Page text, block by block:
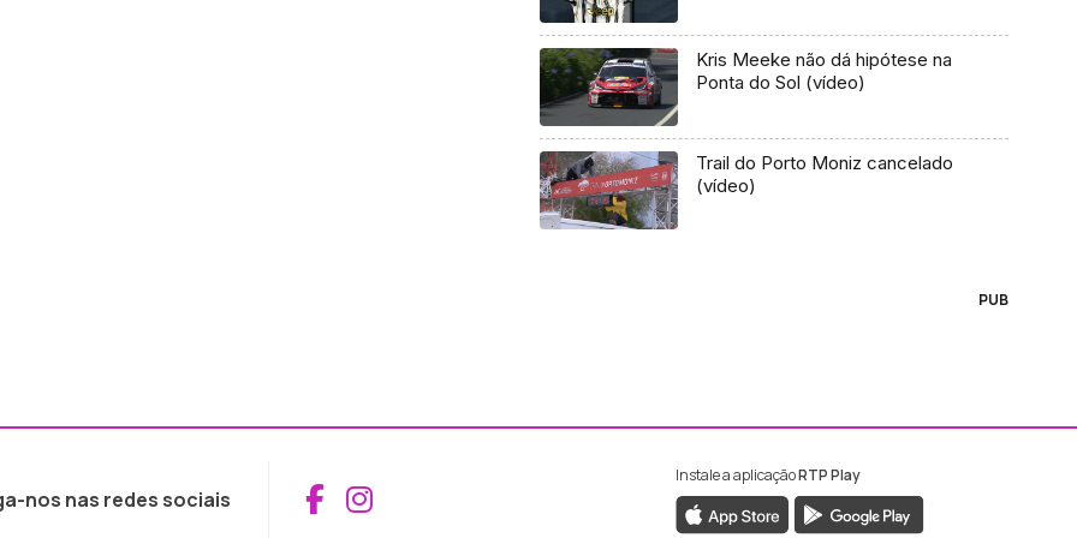
Kris Meeke não dá hipótese na
Ponta do Sol (vídeo)
Trail do Porto Moniz cancelado
(vídeo)
PUB
nos nas redes sociais Aceder ao Facebook da RTP Madeira
Aceder ao Instagram da RTP Madeira
Instale a aplicaçãoRTP Play